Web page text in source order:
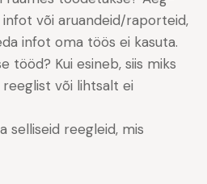
või aruandeid/raporteid,
infot oma töös ei kasuta.
tööd? Kui esineb, siis miks
või lihtsalt ei
selliseid reegleid, mis